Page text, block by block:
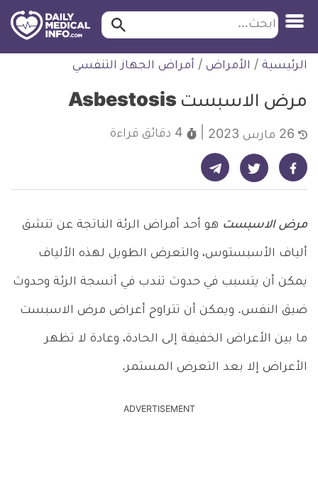
التخطي
للمحتوى
طبية
ابحث ابحث…
الرئيسية / الأمراض / أمراض الجهاز التنفسي
مرض الاسبست Asbestosis
4 دقائق قراءة
شارك على فيسبوك - ديلي ميديكال انفو شارك على تويتر - ديلي ميديكال انفو شارك على تيليجرام - ديلي ميديكال انفو
مرض الاسبست هو أحد أمراض الرئة الناتجة عن تنشق
ألياف الأسبستوس، والتعرض الطويل لهذه الألياف
يمكن أن يتسبب في حدوث تندب في أنسجة الرئة وحدوث
ضيق النفس. ويمكن أن تتراوح أعراض مرض الاسبست
ما بين الأعراض الخفيفة إلى الحادة، وعادة لا تظهر
الأعراض إلا بعد التعرض المستمر.
ADVERTISEMENT